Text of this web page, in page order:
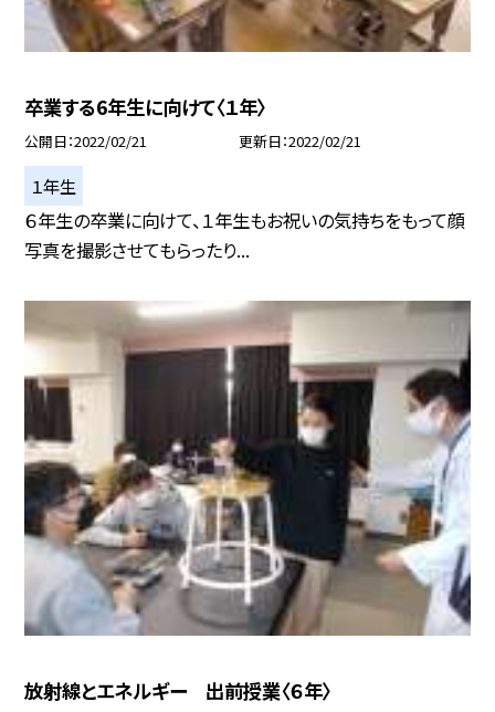
卒業する6年生に向けて〈１年〉
公開日 2022/02/21 更新日 2022/02/21
１年生
６年生の卒業に向けて、１年生もお祝いの気持ちをもって顔
写真を撮影させてもらったり...
放射線とエネルギー 出前授業〈６年〉